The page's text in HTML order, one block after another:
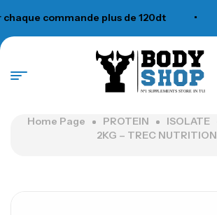
commande plus de 120dt
N°1 SUPPLEMENTS STORE IN TUNISIA
Home Page PROTEIN ISOLATE
2KG – TREC NUTRITION